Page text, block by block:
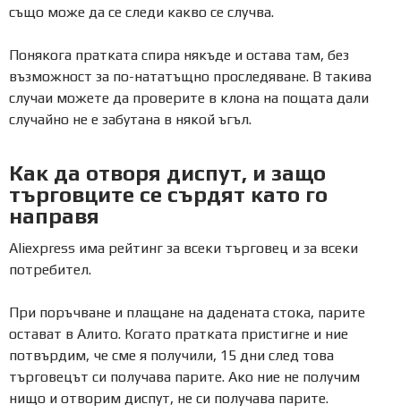
също може да се следи какво се случва.
Понякога пратката спира някъде и остава там, без
възможност за по-нататъщно проследяване. В такива
случаи можете да проверите в клона на пощата дали
случайно не е забутана в някой ъгъл.
Как да отворя диспут, и защо
търговците се сърдят като го
направя
Aliexpress има рейтинг за всеки търговец и за всеки
потребител.
При поръчване и плащане на дадената стока, парите
остават в Алито. Когато пратката пристигне и ние
потвърдим, че сме я получили, 15 дни след това
търговецът си получава парите. Ако ние не получим
нищо и отворим диспут, не си получава парите.